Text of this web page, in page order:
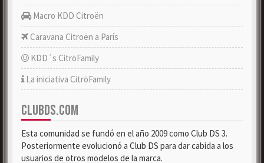
Macro KDD Citroën
Caravana Citroën a París
KDD´s CitröFamily
La iniciativa CitröFamily
CLUBDS.COM
Esta comunidad se fundó en el año 2009 como Club DS 3.
Posteriormente evolucionó a Club DS para dar cabida a los
usuarios de otros modelos de la marca.